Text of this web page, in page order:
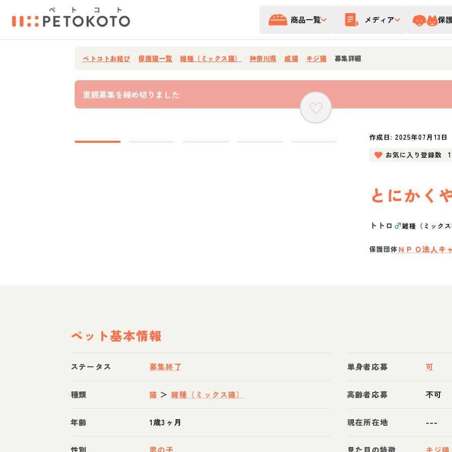
商品一覧 メディア 保
ペトコトお結び 保護猫一覧 雑種（ミックス猫） 神奈川県 成猫 キジ猫 募集詳細
里親募集を締め切りました
作成日:2025年07月13日
お気に入り登録数
とにかく
トトロ ♂雑種（ミックス
保護団体 ＮＰＯ法人キ
ペット基本情報
ステータス 募集終了
種類 猫 ＞ 雑種（ミックス猫）
年齢 1歳3ヶ月
性別 男の子
単身者応募 可
高齢者応募 不可
現在所在地 ---
見た目の特徴 キジ猫